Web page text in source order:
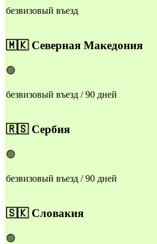
безвизовый въезд
🇲🇰 Северная Македония
🟢
безвизовый въезд / 90 дней
🇷🇸 Сербия
🟢
безвизовый въезд / 90 дней
🇸🇰 Словакия
🟢